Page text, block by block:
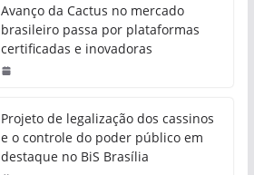
Avanço da Cactus no mercado
brasileiro passa por plataformas
certificadas e inovadoras
Projeto de legalização dos cassinos
e o controle do poder público em
destaque no BiS Brasília